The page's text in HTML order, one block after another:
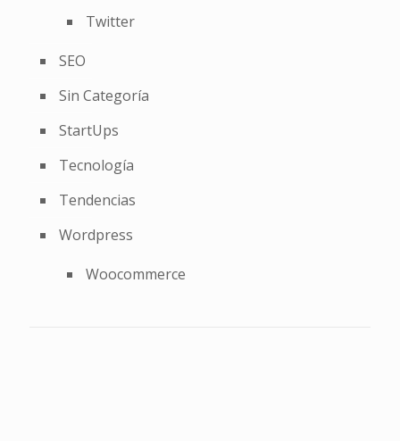
Twitter
SEO
Sin Categoría
StartUps
Tecnología
Tendencias
Wordpress
Woocommerce